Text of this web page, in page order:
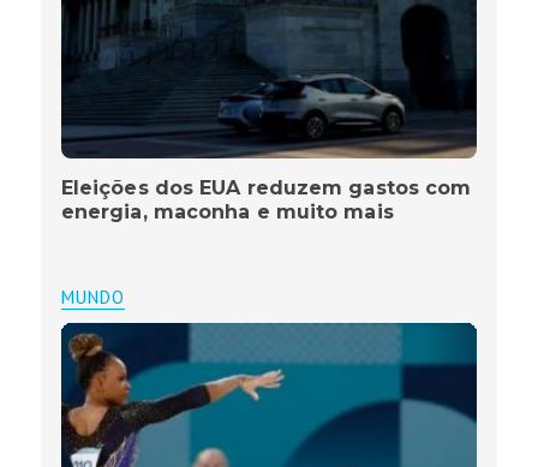
Eleições dos EUA reduzem gastos com
energia, maconha e muito mais
MUNDO